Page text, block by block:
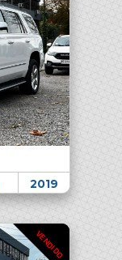
2019
VENDIDO